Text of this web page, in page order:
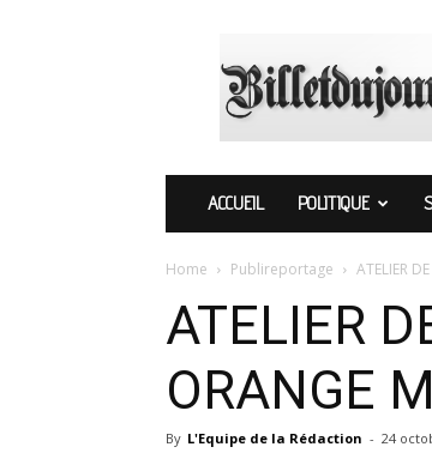
ACCUEIL POLITIQUE
Home Publireportage ATELIER
ATELIER
ORANGE
By L'Equipe de la Rédaction - 24